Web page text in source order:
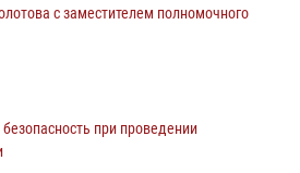
с заместителем полномочного
участие в молебне, посвященном
при проведении